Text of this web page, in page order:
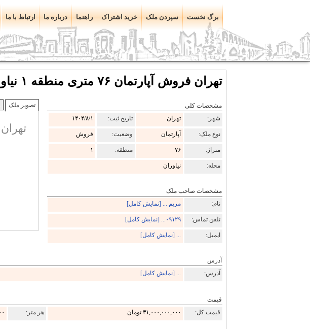
برگ نخست سپردن ملک خرید اشتراک راهنما درباره ما ارتباط با ما
تهران فروش آپارتمان ۷۶ متری منطقه ۱ نیاوران نیاوران کوی مهر
تصویر ملک
مشخصات کلی
شهر:
تهران تاریخ ثبت: ۱۴۰۴/۸/۱
نوع ملک: آپارتمان وضعیت: فروش
متراژ: ۷۶ منطقه: ۱
محله: نیاوران
مشخصات صاحب ملک
نام:
مریم ... [نمایش کامل]
تلفن تماس: ۰۹۱۲۹... [نمایش کامل]
ایمیل: ... [نمایش کامل]
آدرس
آدرس:
... [نمایش کامل]
قیمت
قیمت کل:
۳۱,۰۰۰,۰۰۰,۰۰۰ تومان هر متر: